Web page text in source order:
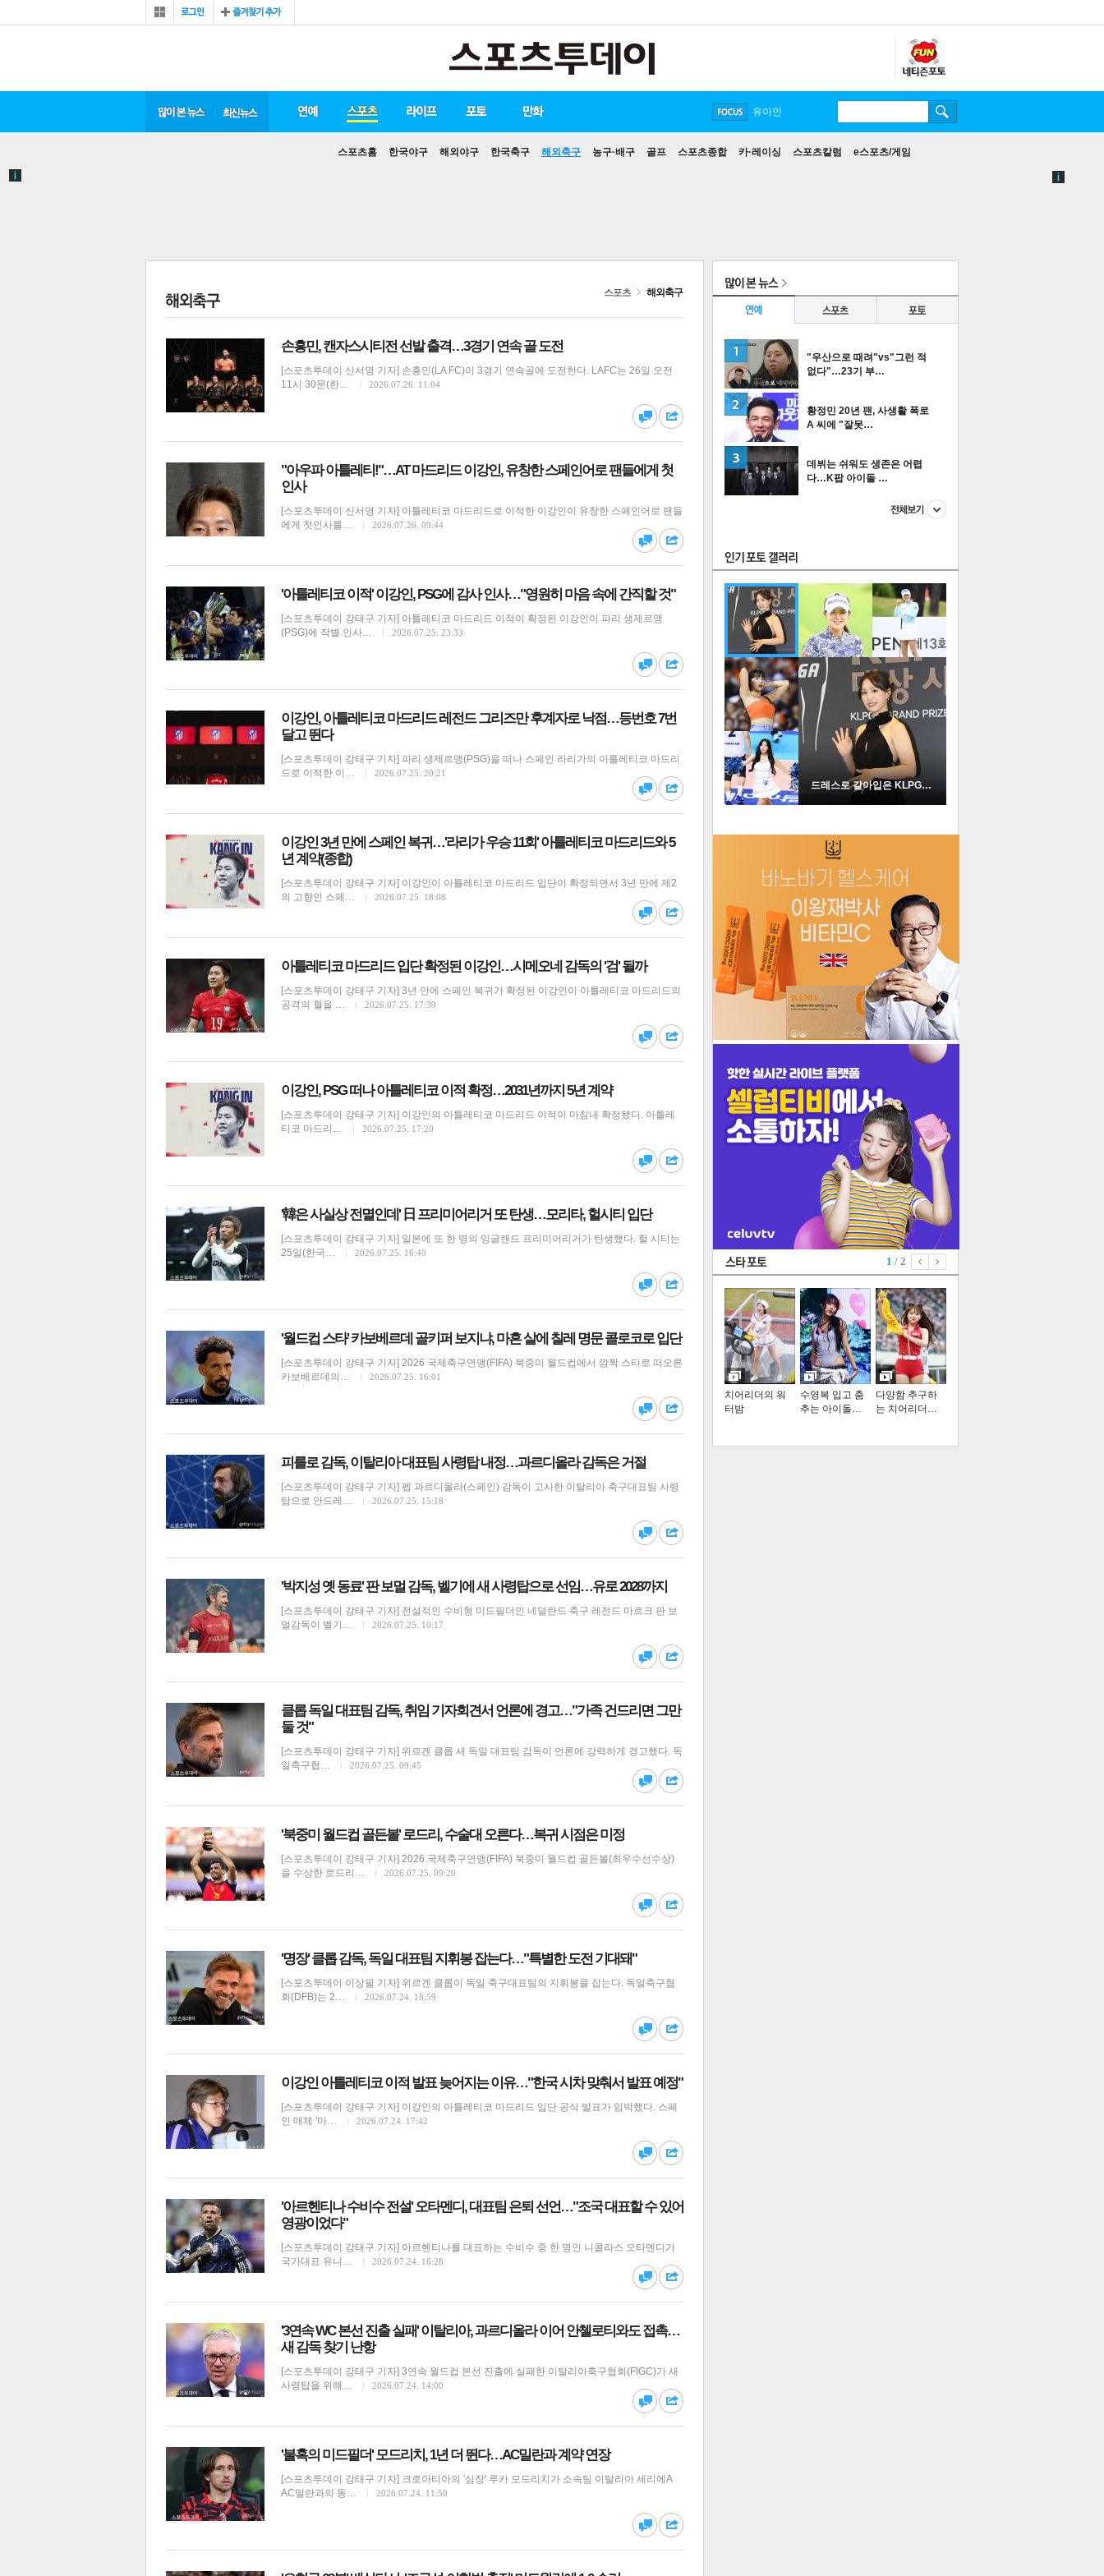
인
많이 본 뉴스 최신 뉴스
스포츠홈 한국야구 해외야구 한국축구 해외축구 농구·배구 골프 스포츠종합 카·레이싱 스포츠칼럼 e스포츠/게임
방탄소년단
손흥민
유아인
스포츠 해외축구
손흥민, 캔자스시티전 선발 출격…3경기 연속 골 도전
[스포츠투데이 신서영 기자] 손흥민(LA FC)이 3경기 연속골에 도전한다. LAFC는 26일 오전
11시 30문(한…
2026.07.26. 11:04
댓글 공유
"아우파 아틀레티!"…AT 마드리드 이강인, 유창한 스페인어로 팬들에게 첫
인사
[스포츠투데이 신서영 기자] 아틀레티코 마드리드로 이적한 이강인이 유창한 스페인어로 팬들
에게 첫인사를…
2026.07.26. 09:44
댓글
달기
공유
하기
'아틀레티코 이적' 이강인, PSG에 감사 인사…"영원히 마음 속에 간직할 것"
[스포츠투데이 강태구 기자] 아틀레티코 마드리드 이적이 확정된 이강인이 파리 생제르맹
(PSG)에 작별 인사…
2026.07.25. 23:33
댓글 공유
이강인, 아틀레티코 마드리드 레전드 그리즈만 후계자로 낙점…등번호 7번
달고 뛴다
[스포츠투데이 강태구 기자] 파리 생제르맹(PSG)을 떠나 스페인 라리가의 아틀레티코 마드리
드로 이적한 이…
2026.07.25. 20:21
댓글 공유
이강인 3년 만에 스페인 복귀…'라리가 우승 11회' 아틀레티코 마드리드와 5
년 계약(종합)
[스포츠투데이 강태구 기자] 이강인이 아틀레티코 마드리드 입단이 확정되면서 3년 만에 제2
의 고향인 스페…
2026.07.25. 18:08
댓글 공유
아틀레티코 마드리드 입단 확정된 이강인…시메오네 감독의 '검' 될까
[스포츠투데이 강태구 기자] 3년 만에 스페인 복귀가 확정된 이강인이 아틀레티코 마드리드의
공격의 혈을 …
2026.07.25. 17:39
댓글
달기
공유
하기
이강인, PSG 떠나 아틀레티코 이적 확정…2031년까지 5년 계약
[스포츠투데이 강태구 기자] 이강인의 아틀레티코 마드리드 이적이 마침내 확정됐다. 아틀레
티코 마드리…
2026.07.25. 17:20
댓글 공유
하기
'韓은 사실상 전멸인데' 日 프리미어리거 또 탄생…모리타, 헐시티 입단
[스포츠투데이 강태구 기자] 일본에 또 한 명의 잉글랜드 프리미어리거가 탄생했다. 헐 시티는
25일(한국…
2026.07.25. 16:40
댓글 공유
'월드컵 스타' 카보베르데 골키퍼 보지냐, 마흔 살에 칠레 명문 콜로코로 입단
[스포츠투데이 강태구 기자] 2026 국제축구연맹(FIFA) 북중미 월드컵에서 깜짝 스타로 떠오른
카보베르데의…
2026.07.25. 16:01
댓글 공유
피를로 감독, 이탈리아 대표팀 사령탑 내정…과르디올라 감독은 거절
[스포츠투데이 강태구 기자] 펩 과르디올라(스페인) 감독이 고사한 이탈리아 축구대표팀 사령
탑으로 안드레…
2026.07.25. 15:18
댓글 공유
'박지성 옛 동료' 판 보멀 감독, 벨기에 새 사령탑으로 선임…유로 2028까지
[스포츠투데이 강태구 기자] 전설적인 수비형 미드필더인 네덜란드 축구 레전드 마르크 판 보
멀감독이 벨기…
2026.07.25. 10:17
댓글 공유
클롭 독일 대표팀 감독, 취임 기자회견서 언론에 경고…"가족 건드리면 그만
둘 것"
[스포츠투데이 강태구 기자] 위르겐 클롭 새 독일 대표팀 감독이 언론에 강력하게 경고했다. 독
일축구협…
2026.07.25. 09:45
댓글 공유
'북중미 월드컵 골든볼' 로드리, 수술대 오른다…복귀 시점은 미정
[스포츠투데이 강태구 기자] 2026 국제축구연맹(FIFA) 북중미 월드컵 골든볼(최우수선수상)
을 수상한 로드리…
2026.07.25. 09:20
댓글 공유
'명장' 클롭 감독, 독일 대표팀 지휘봉 잡는다…"특별한 도전 기대돼"
[스포츠투데이 이상필 기자] 위르겐 클롭이 독일 축구대표팀의 지휘봉을 잡는다. 독일축구협
회(DFB)는 2…
2026.07.24. 18:59
댓글 공유
이강인 아틀레티코 이적 발표 늦어지는 이유…"한국 시차 맞춰서 발표 예정"
[스포츠투데이 강태구 기자] 이강인의 아틀레티코 마드리드 입단 공식 발표가 임박했다. 스페
인 매체 '마…
2026.07.24. 17:42
댓글 공유
'아르헨티나 수비수 전설' 오타멘디, 대표팀 은퇴 선언…"조국 대표할 수 있어
영광이었다"
[스포츠투데이 강태구 기자] 아르헨티나를 대표하는 수비수 중 한 명인 니콜라스 오타멘디가
국가대표 유니…
2026.07.24. 16:28
'3연속 WC 본선 진출 실패' 이탈리아, 과르디올라 이어 안첼로티와도 접촉…
새 감독 찾기 난항
[스포츠투데이 강태구 기자] 3연속 월드컵 본선 진출에 실패한 이탈리아축구협회(FIGC)가 새
사령탑을 위해…
2026.07.24. 14:00
'불혹의 미드필더' 모드리치, 1년 더 뛴다…AC밀란과 계약 연장
[스포츠투데이 강태구 기자] 크로아티아의 '심장' 루카 모드리치가 소속팀 이탈리아 세리에A
AC밀란과의 동…
2026.07.24. 11:50
많이 본 뉴스
연예
스포츠 포토
"우산으로 때려"vs"그런 적
없다"…23기 부…
2
황정민 20년 팬, 사생활 폭로
A 씨에 "잘못…
데뷔는 쉬워도 생존은 어렵
다…K팝 아이돌 …
더보기
인기포토
드레스로 갈아입은 KLPGA …
1 / 2
치어리더의 워
터밤
수영복 입고 춤
추는 아이돌…
다양함 추구하
는 치어리더…